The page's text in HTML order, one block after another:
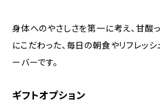
身体へのやさしさを第一に考え、甘酸
にこだわった、毎日の朝食やリフレッ
ーバーです。
ギフトオプション